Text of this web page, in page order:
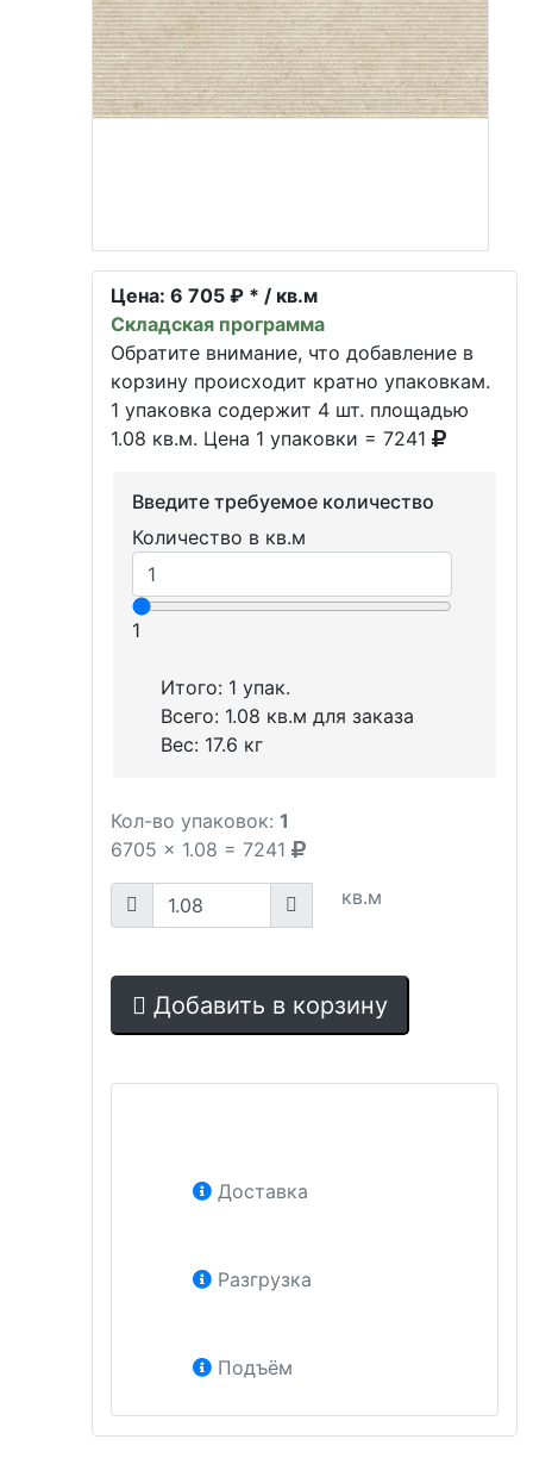
Цена: 6 705 ₽ * / кв.м
Складская программа
Обратите внимание, что добавление в
корзину происходит кратно упаковкам.
1 упаковка содержит 4 шт. площадью
1.08 кв.м. Цена 1 упаковки = 7241
Введите требуемое количество
Количество в кв.м
1
Итого: 1 упак.
Всего: 1.08 кв.м для заказа
Вес: 17.6 кг
Кол-во упаковок: 1
6705 x 1.08 = 7241
кв.м
Добавить в корзину
Доставка
Разгрузка
Подъём